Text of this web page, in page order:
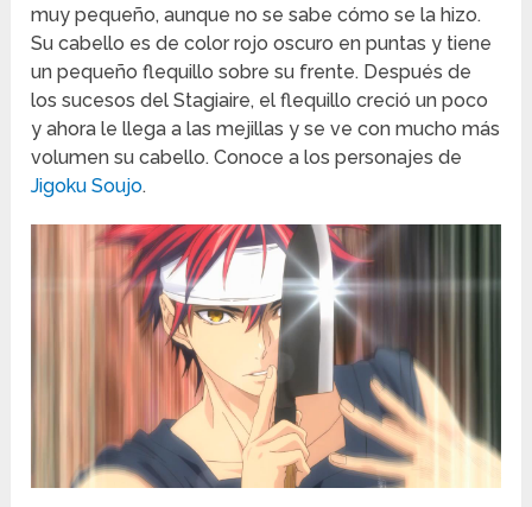
muy pequeño, aunque no se sabe cómo se la hizo.
Su cabello es de color rojo oscuro en puntas y tiene
un pequeño flequillo sobre su frente. Después de
los sucesos del Stagiaire, el flequillo creció un poco
y ahora le llega a las mejillas y se ve con mucho más
volumen su cabello. Conoce a los personajes de
Jigoku Soujo.